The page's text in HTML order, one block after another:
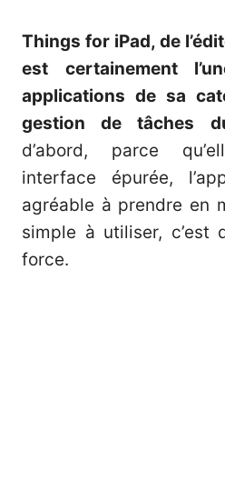
Things for iPad, de
est certainement
applications de sa
gestion de tâches
d’abord, parce
interface épurée,
agréable à prendre en
simple à utiliser, c’est
force.